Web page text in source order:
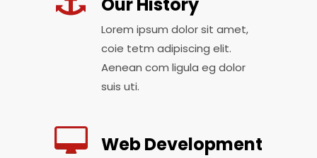
Our History
Lorem ipsum dolor sit amet,
coie tetm adipiscing elit.
Aenean com ligula eg dolor
suis uti.
Web Development